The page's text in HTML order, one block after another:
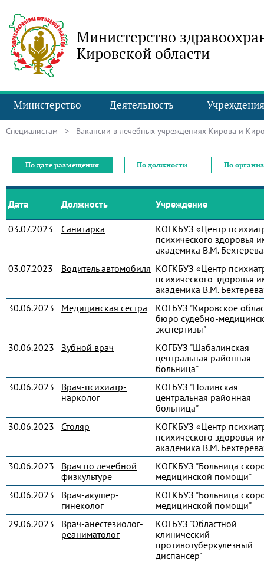
Министерство
Кировской области
Министерство Деятельность Учреждения
Специалистам > Вакансии в лечебных учреждениях Кирова и
По дате размещения По должности По
Дата Должность Учреждение
03.07.2023 Санитарка
КОГКБУЗ «Центр
психического здоровья
академика В.М.
03.07.2023
Водитель автомобиля КОГКБУЗ «Центр
психического здоровья
академика В.М.
30.06.2023
Медицинская сестра
КОГБУЗ "Кировское
бюро судебно-
экспертизы"
30.06.2023
Зубной врач
КОГБУЗ "Шабалинская
центральная районная
больница"
30.06.2023
Врач-психиатр-
нарколог
КОГБУЗ "Нолинская
центральная районная
больница"
30.06.2023
Столяр
КОГКБУЗ «Центр
психического здоровья
академика В.М.
30.06.2023
Врач по лечебной
физкультуре
КОГКБУЗ "Больница
медицинской помощи"
30.06.2023
Врач-акушер-
гинеколог
КОГКБУЗ "Больница
медицинской помощи"
29.06.2023
Врач-анестезиолог-
реаниматолог
КОГБУЗ "Областной
клинический
противотуберкулезный
диспансер"